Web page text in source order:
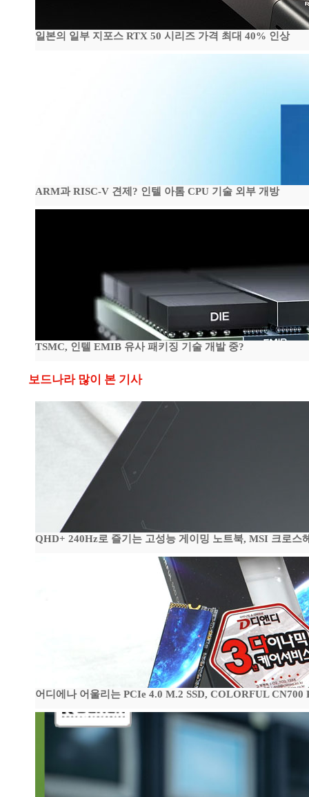
일본의 일부 지포스 RTX 50 시리즈 가격 최대 40% 인상
ARM과 RISC-V 견제? 인텔 아톰 CPU 기술 외부 개방
TSMC, 인텔 EMIB 유사 패키징 기술 개발 중?
보드나라 많이 본 기사
QHD+ 240Hz로 즐기는 고성능 게이밍 노트북, MSI 크로
어디에나 어울리는 PCIe 4.0 M.2 SSD, COLORFUL